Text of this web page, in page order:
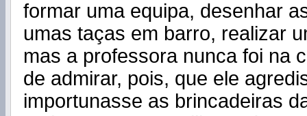
formar uma equipa, desenhar
umas taças em barro, realizar
mas a professora nunca foi na
de admirar, pois, que ele
importunasse as brincadeiras